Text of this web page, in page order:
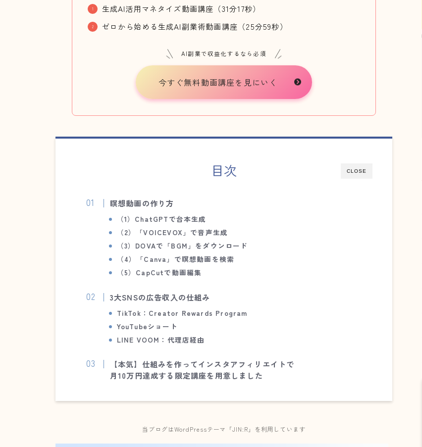
生成AI活用マネタイズ動画講座（31分17秒）
ゼロから始める生成AI副業術動画講座（25分59秒）
AI副業で収益化するなら必須
今すぐ無料動画講座を見にいく
CLOSE
目次
瞑想動画の作り方
（1） ChatGPTで台本生成
（2）
「VOICEVOX」で音声生成
（3） DOVAで「BGM」をダウンロード
（4）
「Canva」で瞑想動画 を検索
（5） CapCutで動画編集
3大SNSの広告収入の仕組み
TikTok：Creator Rewards Program
YouTubeショート
LINE VOOM：代理店経由
【本気】仕組みを作ってインスタアフィリエイトで
月10万円達成する限定講座を用意しました
当ブログはWordPressテーマ「JIN:R」を利用しています